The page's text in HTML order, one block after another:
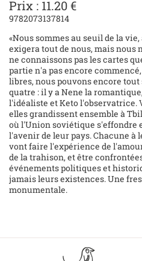
Prix : 11.20 €
9782073137814
«Nous sommes au seuil de la
exigera tout de nous, mais nous
ne connaissons pas les cartes
partie n'a pas encore
libres, nous pouvons encore tout
quatre : il y a Nene la
l'idéaliste et Keto l'observatrice.
elles grandissent ensemble à
où l'Union soviétique s'effondre
l'avenir de leur pays. Chacune à
vont faire l'expérience de
de la trahison, et être
événements politiques et
jamais leurs existences. Une
monumentale.